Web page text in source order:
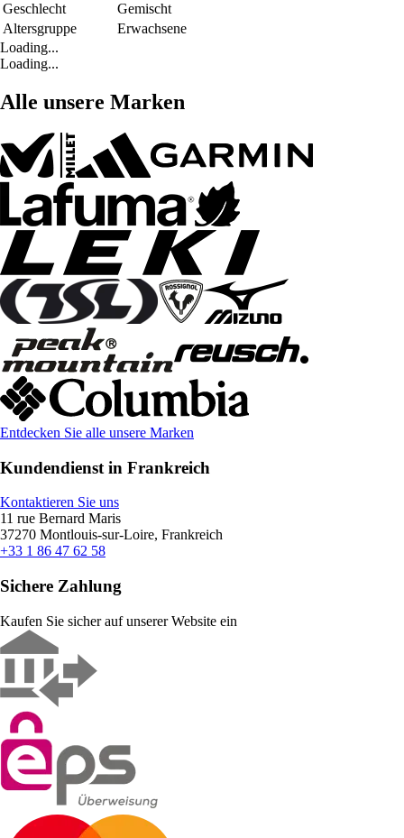
Geschlecht
Gemischt
Altersgruppe
Erwachsene
Loading...
Loading...
Alle unsere Marken
Entdecken Sie alle unsere Marken
Kundendienst in Frankreich
Kontaktieren Sie uns
11 rue Bernard Maris
37270 Montlouis-sur-Loire, Frankreich
+33 1 86 47 62 58
Sichere Zahlung
Kaufen Sie sicher auf unserer Website ein